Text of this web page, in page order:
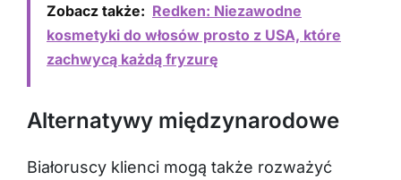
Zobacz także: Redken: Niezawodne
kosmetyki do włosów prosto z USA, które
zachwycą każdą fryzurę
Alternatywy międzynarodowe
Białoruscy klienci mogą także rozważyć